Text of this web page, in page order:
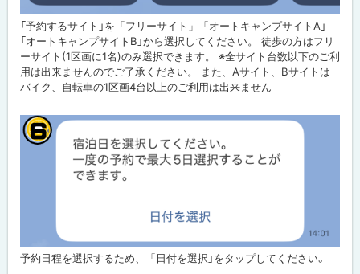
「予約するサイト」を「フリーサイト」「オートキャンプサイトA」
「オートキャンプサイトB」から選択してください。 徒歩の方はフリ
ーサイト(1区画に1名)のみ選択できます。 ※全サイト台数以下のご利
用は出来ませんのでご了承ください。 また、Aサイト、Bサイトは
バイク、自転車の1区画4台以上のご利用は出来ません
予約日程を選択するため、「日付を選択」をタップしてください。